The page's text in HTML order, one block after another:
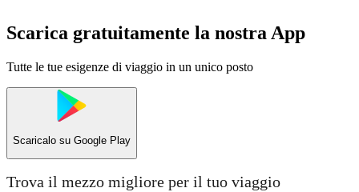
Scarica gratuitamente la nostra App
Tutte le tue esigenze di viaggio in un unico posto
Scaricalo su Google Play
Trova il mezzo migliore per il tuo viaggio